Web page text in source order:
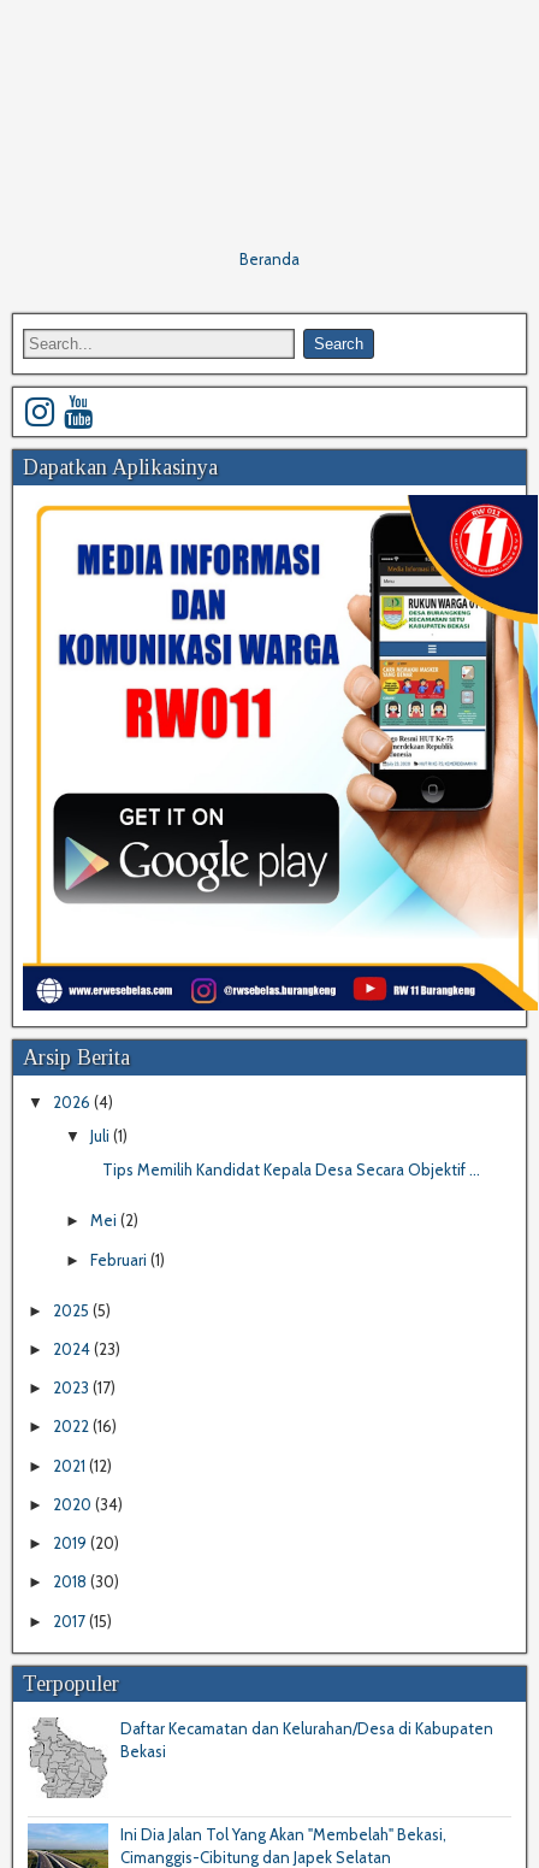
Beranda
Dapatkan Aplikasinya
Arsip Berita
▼ 2026 (4)
▼ Juli (1)
Tips Memilih Kandidat Kepala Desa Secara Objektif ...
► Mei (2)
► Februari (1)
► 2025 (5)
► 2024(23)
► 2023 (17)
► 2022(16)
► 2021 (12)
► 2020 (34)
► 2019 (20)
► 2018 (30)
► 2017(15)
Terpopuler
Daftar Kecamatan dan Kelurahan/Desa di Kabupaten
Bekasi
Ini Dia Jalan Tol Yang Akan "Membelah" Bekasi,
Cimanggis-Cibitung dan Japek Selatan